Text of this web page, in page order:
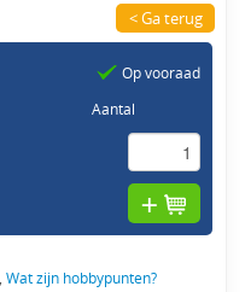
< Ga terug
Op vooraad
Aantal
Wat zijn hobbypunten?